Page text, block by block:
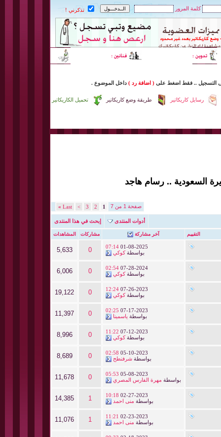
كلمة المرور تذكرني !
التسجيل .. فقط اضغط على ( اضافة رد ) داخل الموضوع .
تحميل الكاريكاتير طريقة وضع كاريكاتير رسايل كاريكاتير
السعودية .. رسام هاجد
صفحة 1 من 7 1
2
3
>
Last
»
أدوات المنتدى إبحث في هذا المنتدى
التقييم آخر مشاركة مشاركات المشاهدات
01-08-2025
07:14
بواسطةكوكي 0
5,633
07-28-2024
02:54
بواسطةكوكي 0
6,006
07-26-2023
12:24
بواسطةكوكي 0
19,122
07-17-2023
02:25
بواسطة ياسمينا 0
11,397
07-12-2023
11:22
بواسطةكوكي 0
8,996
05-10-2023
02:58
بواسطةشرفنطح 0
8,689
05-08-2023
05:53
بواسطة مهرة الفارس المصري 0
11,678
02-27-2023
10:18
بواسطة منى احمد 1
14,385
02-23-2023
11:21
بواسطة منى احمد 1
11,076